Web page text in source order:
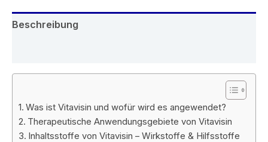
Beschreibung
Was ist Vitavisin und wofür wird es angewendet?
Therapeutische Anwendungsgebiete von Vitavisin
Inhaltsstoffe von Vitavisin – Wirkstoffe & Hilfsstoffe